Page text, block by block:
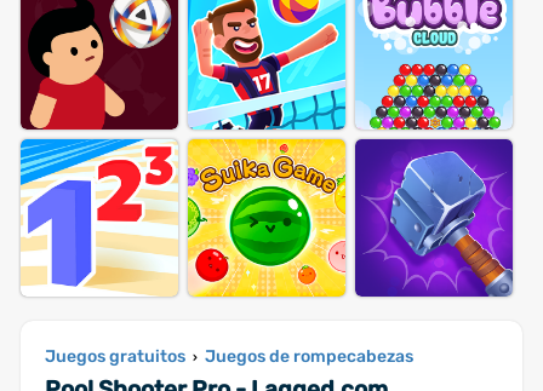
Juegos gratuitos › Juegos de rompecabezas